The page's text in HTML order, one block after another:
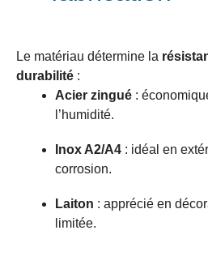
Le matériau détermine la
durabilité :
Acier zingué :
l’humidité.
Inox A2/A4 : idéal en
corrosion.
Laiton : apprécié en
limitée.